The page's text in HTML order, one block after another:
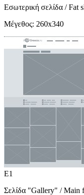
Εσωτερική σελίδα / Fat
Μέγεθος: 260x340
E1
Σελίδα "Gallery" / Main